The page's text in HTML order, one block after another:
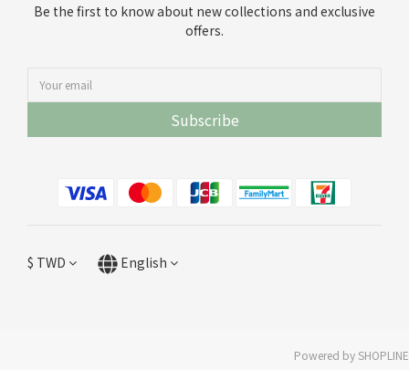
Be the first to know about new collections and exclusive
offers.
Subscribe
$ TWD English
Powered by SHOPLINE